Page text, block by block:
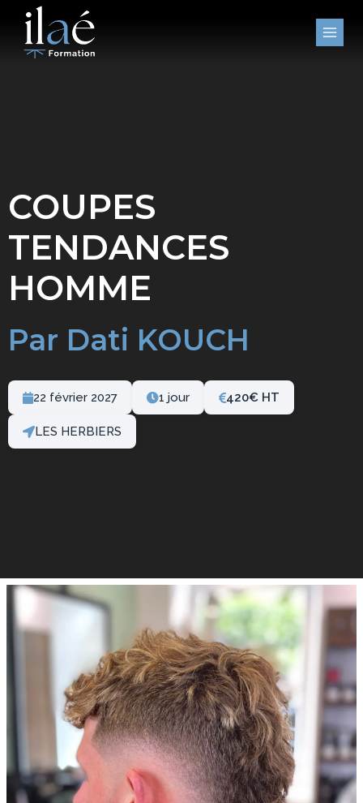
Aller
contenu
COUPES
TENDANCES
HOMME
Par Dati KOUCH
22 février 2027 1 jour 420€
LES HERBIERS